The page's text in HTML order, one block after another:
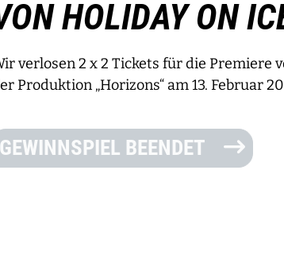
HOLIDAY ON
verlosen 2 x 2 Tickets für die Premiere
Produktion „Horizons“ am 13. Februar
GEWINNSPIEL BEENDET